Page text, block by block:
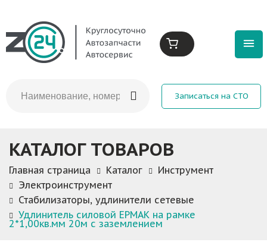
Записаться на СТО
КАТАЛОГ ТОВАРОВ
Главная страница Каталог
Инструмент
Электроинструмент
Стабилизаторы, удлинители сетевые
Удлинитель силовой ЕРМАК на рамке
2*1,00кв.мм 20м с заземлением